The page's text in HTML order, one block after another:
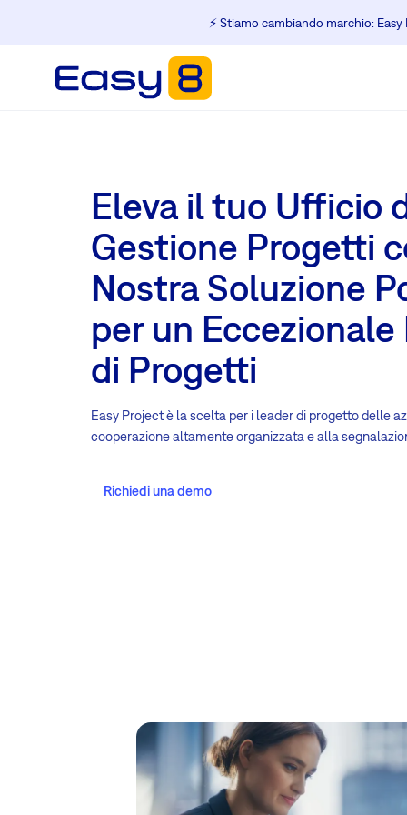
⚡️ Stiamo cambiando marchio:
Eleva il tuo Ufficio
Gestione Progetti
Nostra Soluzione
per un Eccezionale
di Progetti
Easy Project è la scelta per i leader di progetto delle
cooperazione altamente organizzata e alla
Richiedi una demo